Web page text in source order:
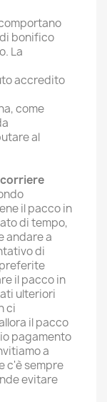
bonifico
La
accredito
come
al
il pacco in
di tempo,
andare a
di
il pacco in
ulteriori
ci
il pacco
pagamento
a
c'è sempre
evitare